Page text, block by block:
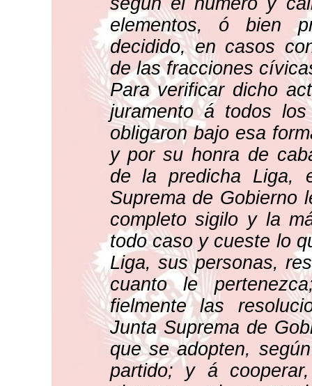
elementos, ó bien
decidido, en casos
de las fracciones
Para verificar dicho
juramento á todos
obligaron bajo esa
y por su honra de
de la predicha Liga,
Suprema de Gobierno
completo sigilo y la
todo caso y cueste lo
Liga, sus personas,
cuanto le
fielmente las
Junta Suprema de
que se adopten,
partido; y á